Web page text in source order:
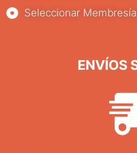
Seleccionar
ENVÍOS